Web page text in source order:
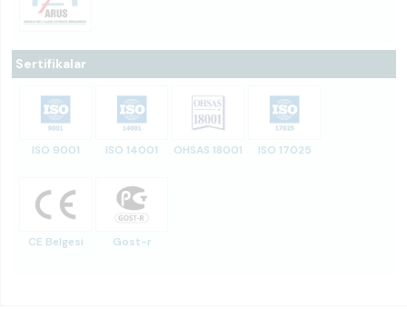
Sertifikalar
ISO 9001 ISO 14001 OHSAS 18001 ISO 17025
CE Belgesi Gost-r